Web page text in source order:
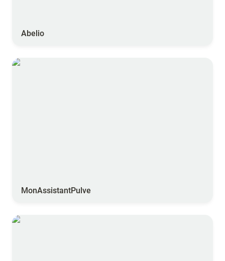
Abelio
MonAssistantPulve
MonAssistantPulve
Movida GrapeVision